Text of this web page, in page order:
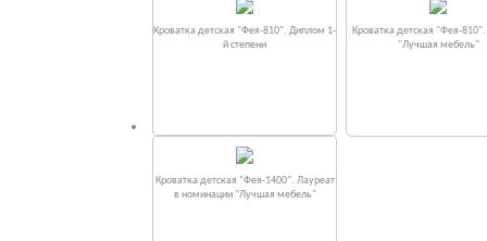
Кроватка детская "Фея-810". Диплом 1-
й степени
Кроватка детская "Фея-
"Лучшая мебель"
Кроватка детская "Фея-1400". Лауреат
в номинации "Лучшая мебель"